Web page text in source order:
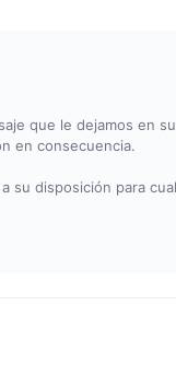
que le dejamos en
en consecuencia.
su disposición para